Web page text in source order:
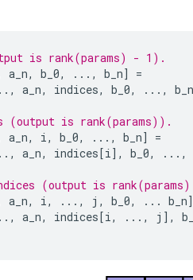
is rank(params) - 1).
a_n, b_0, ..., b_n]
=
a_n, indices, b_0, ..., b_n
(output is rank(params)).
a_n, i, b_0, ..., b_n]
=
a_n, indices[i], b_0, ...,
(output is
a_n, i, ..., j , b_0, ... b_n]
a_n, indices[i, ..., j ],